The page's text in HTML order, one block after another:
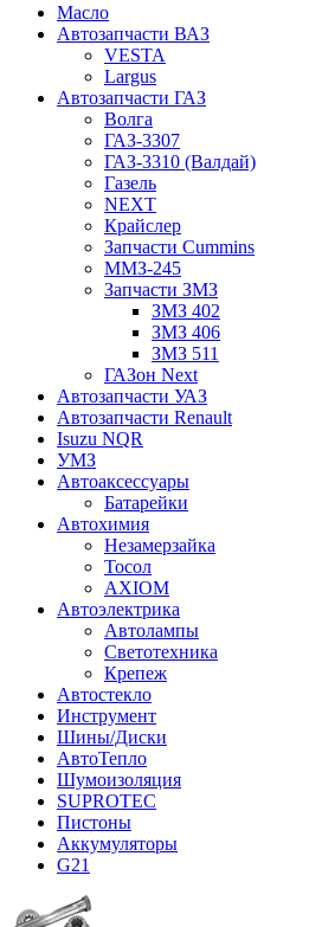
Масло
Автозапчасти ВАЗ
VESTA
Largus
Автозапчасти ГАЗ
Волга
ГАЗ-3307
ГАЗ-3310 (Валдай)
Газель
NEXT
Крайслер
Запчасти Cummins
ММЗ-245
Запчасти ЗМЗ
ЗМЗ 402
ЗМЗ 406
ЗМЗ 511
ГАЗон Next
Автозапчасти УАЗ
Автозапчасти Renault
Isuzu NQR
УМЗ
Автоаксессуары
Батарейки
Автохимия
Незамерзайка
Тосол
AXIOM
Автоэлектрика
Автолампы
Светотехника
Крепеж
Автостекло
Инструмент
Шины/Диски
АвтоТепло
Шумоизоляция
SUPROTEC
Пистоны
Аккумуляторы
G21